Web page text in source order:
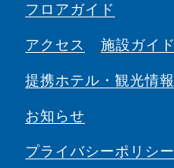
フロアガイド
アクセス 施設ガイド
提携ホテル・観光情報
お知らせ
プライバシーポリシー